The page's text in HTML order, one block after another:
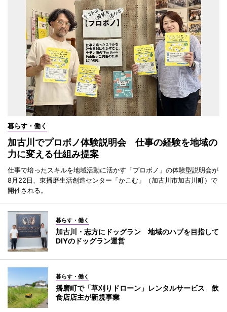
暮らす・働く
加古川でプロボノ体験説明会 仕事の経験を地域の
力に変える仕組み提案
仕事で培ったスキルを地域活動に活かす「プロボノ」の体験型説明会が
8月22日、東播磨生活創造センター「かこむ」（加古川市加古川町）で
開催される。
暮らす・働く
加古川・志方にドッグラン 地域のハブを目指して
DIYのドッグラン運営
暮らす・働く
播磨町で「草刈りドローン」レンタルサービス 飲
食店店主が新規事業